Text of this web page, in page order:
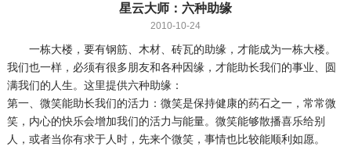
星云大师：六种助缘
2010-10-24
一栋大楼，要有钢筋、木材、砖瓦的助缘，才能成为一栋大楼。
我们也一样，必须有很多朋友和各种因缘，才能助长我们的事业、圆
满我们的人生。这里提供六种助缘：
第一、微笑能助长我们的活力：微笑是保持健康的药石之一，常常微
笑，内心的快乐会增加我们的活力与能量。微笑能够散播喜乐给别
人，或者当你有求于人时，先来个微笑，事情也比较能顺利如愿。